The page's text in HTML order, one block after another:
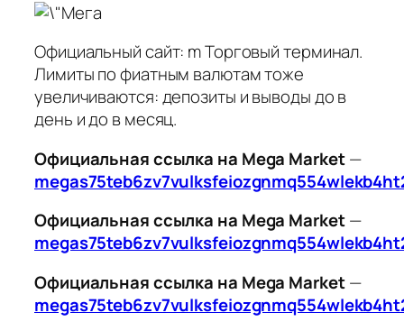
Официальный сайт: m Торговый терминал.
Лимиты по фиатным валютам тоже
увеличиваются: депозиты и выводы до в
день и до в месяц.
Официальная ссылка на Mega Market—
Официальная ссылка на Mega Market—
Официальная ссылка на Mega Market—